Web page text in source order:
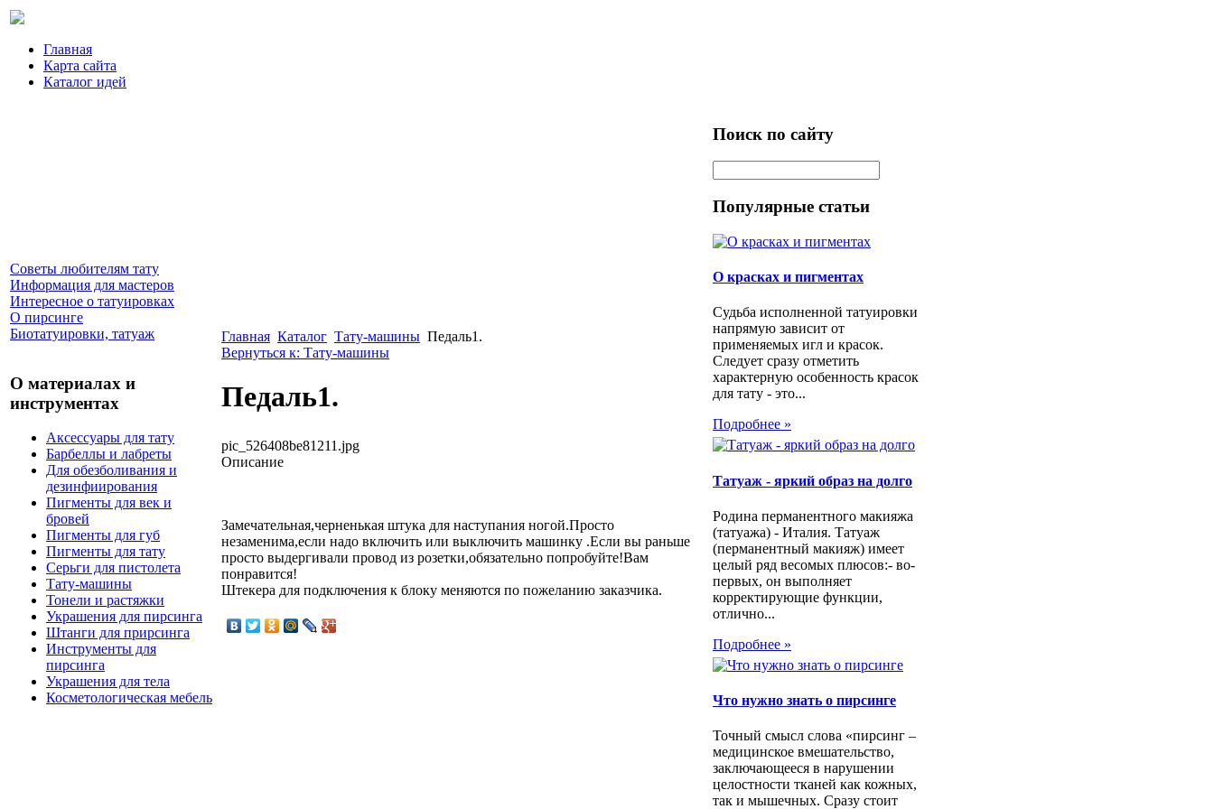
Главная
Карта сайта
Каталог идей
Советы любителям тату
Информация для мастеров
Интересное о татуировках
О пирсинге
Биотатуировки, татуаж
О материалах и
инструментах
Аксессуары для тату
Барбеллы и лабреты
Для обезболивания и
дезинфиирования
Пигменты для век и
бровей
Пигменты для губ
Пигменты для тату
Серьги для пистолета
Тату-машины
Тонели и растяжки
Украшения для пирсинга
Штанги для прирсинга
Инструменты для
пирсинга
Украшения для тела
Косметологическая мебель
Главная Каталог Тату-машины Педаль1.
Вернуться к: Тату-машины
Педаль1.
pic_526408be81211.jpg
Описание
Замечательная,черненькая штука для наступания ногой.Просто
незаменима,если надо включить или выключить машинку .Если вы раньше
просто выдергивали провод из розетки,обязательно попробуйте!Вам
понравится!
Штекера для подключения к блоку меняются по пожеланию заказчика.
Поиск по сайту
Популярные статьи
О красках и пигментах
Судьба исполненной татуировки
напрямую зависит от
применяемых игл и красок.
Следует сразу отметить
характерную особенность красок
для тату - это...
Подробнее »
Татуаж - яркий образ на долго
Родина перманентного макияжа
(татуажа) - Италия. Татуаж
(перманентный макияж) имеет
целый ряд весомых плюсов:- во-
первых, он выполняет
корректирующие функции,
отлично...
Подробнее »
Что нужно знать о пирсинге
Точный смысл слова «пирсинг –
медицинское вмешательство,
заключающееся в нарушении
целостности тканей как кожных,
так и мышечных. Сразу стоит